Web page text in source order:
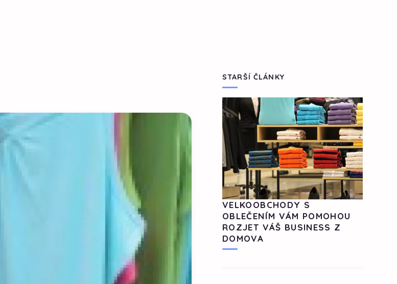
STARŠÍ ČLÁNKY
VELKOOBCHODY S
OBLEČENÍM VÁM POMOHOU
ROZJET VÁŠ BUSINESS Z
DOMOVA